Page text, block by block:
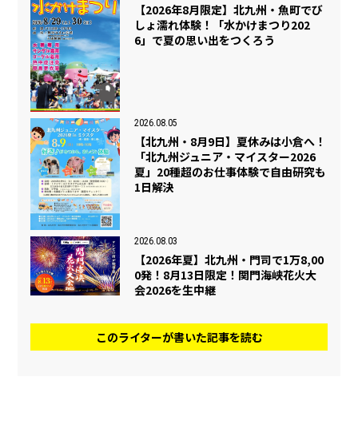
【2026年8月限定】北九州・魚町でび
しょ濡れ体験！「水かけまつり202
6」で夏の思い出をつくろう
2026.08.05
【北九州・8月9日】夏休みは小倉へ！
「北九州ジュニア・マイスター2026
夏」20種超のお仕事体験で自由研究も
1日解決
2026.08.03
【2026年夏】北九州・門司で1万8,00
0発！8月13日限定！関門海峡花火大
会2026を生中継
このライターが書いた記事を読む